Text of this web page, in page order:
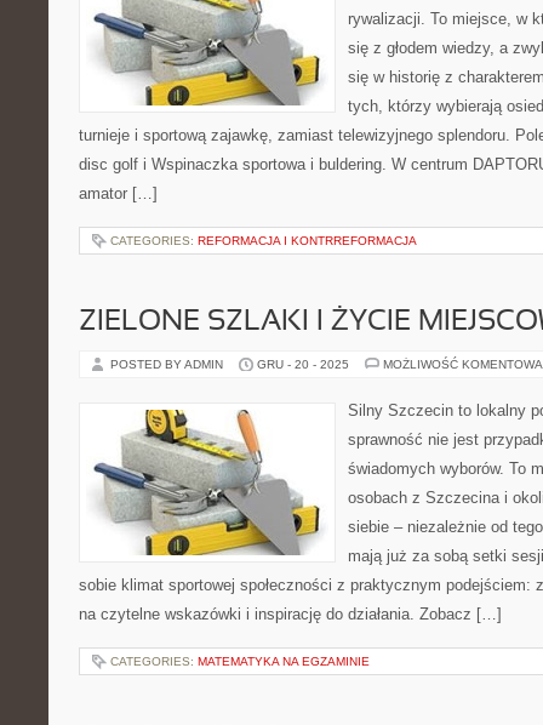
rywalizacji. To miejsce, w
się z głodem wiedzy, a
się w historię z
tych, którzy wybierają
turnieje i sportową zajawkę, zamiast telewizyjnego splendoru.
disc golf i Wspinaczka sportowa i buldering. W centrum
amator […]
CATEGORIES: REFORMACJA I KONTRREFORMACJA
ZIELONE SZLAKI I ŻYCIE
POSTED BY ADMIN GRU - 20 - 2025 MOŻLIWOŚĆ
Silny Szczecin to lokalny
sprawność nie jest
świadomych wyborów. To
osobach z Szczecina i
siebie – niezależnie od
mają już za sobą setki
sobie klimat sportowej społeczności z praktycznym podejściem:
na czytelne wskazówki i inspirację do działania. Zobacz […]
CATEGORIES: MATEMATYKA NA EGZAMINIE